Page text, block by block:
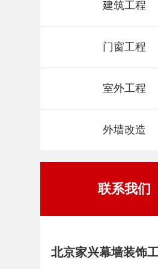
建筑工程
门窗工程
室外工程
外墙改造
联系我们
北京家兴幕墙装饰